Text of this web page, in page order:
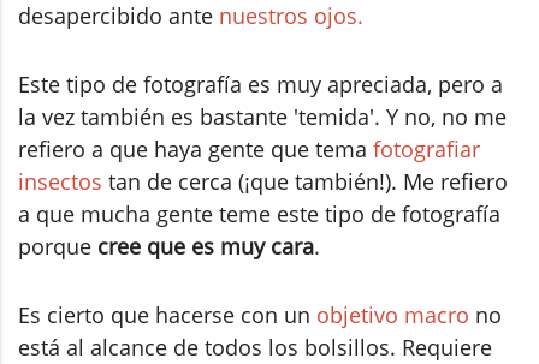
desapercibido ante nuestros ojos.
Este tipo de fotografía es muy apreciada, pero a
la vez también es bastante 'temida'. Y no, no me
refiero a que haya gente que tema fotografiar
insectos tan de cerca (¡que también!). Me refiero
a que mucha gente teme este tipo de fotografía
porque cree que es muy cara.
Es cierto que hacerse con un objetivo macro no
está al alcance de todos los bolsillos. Requiere